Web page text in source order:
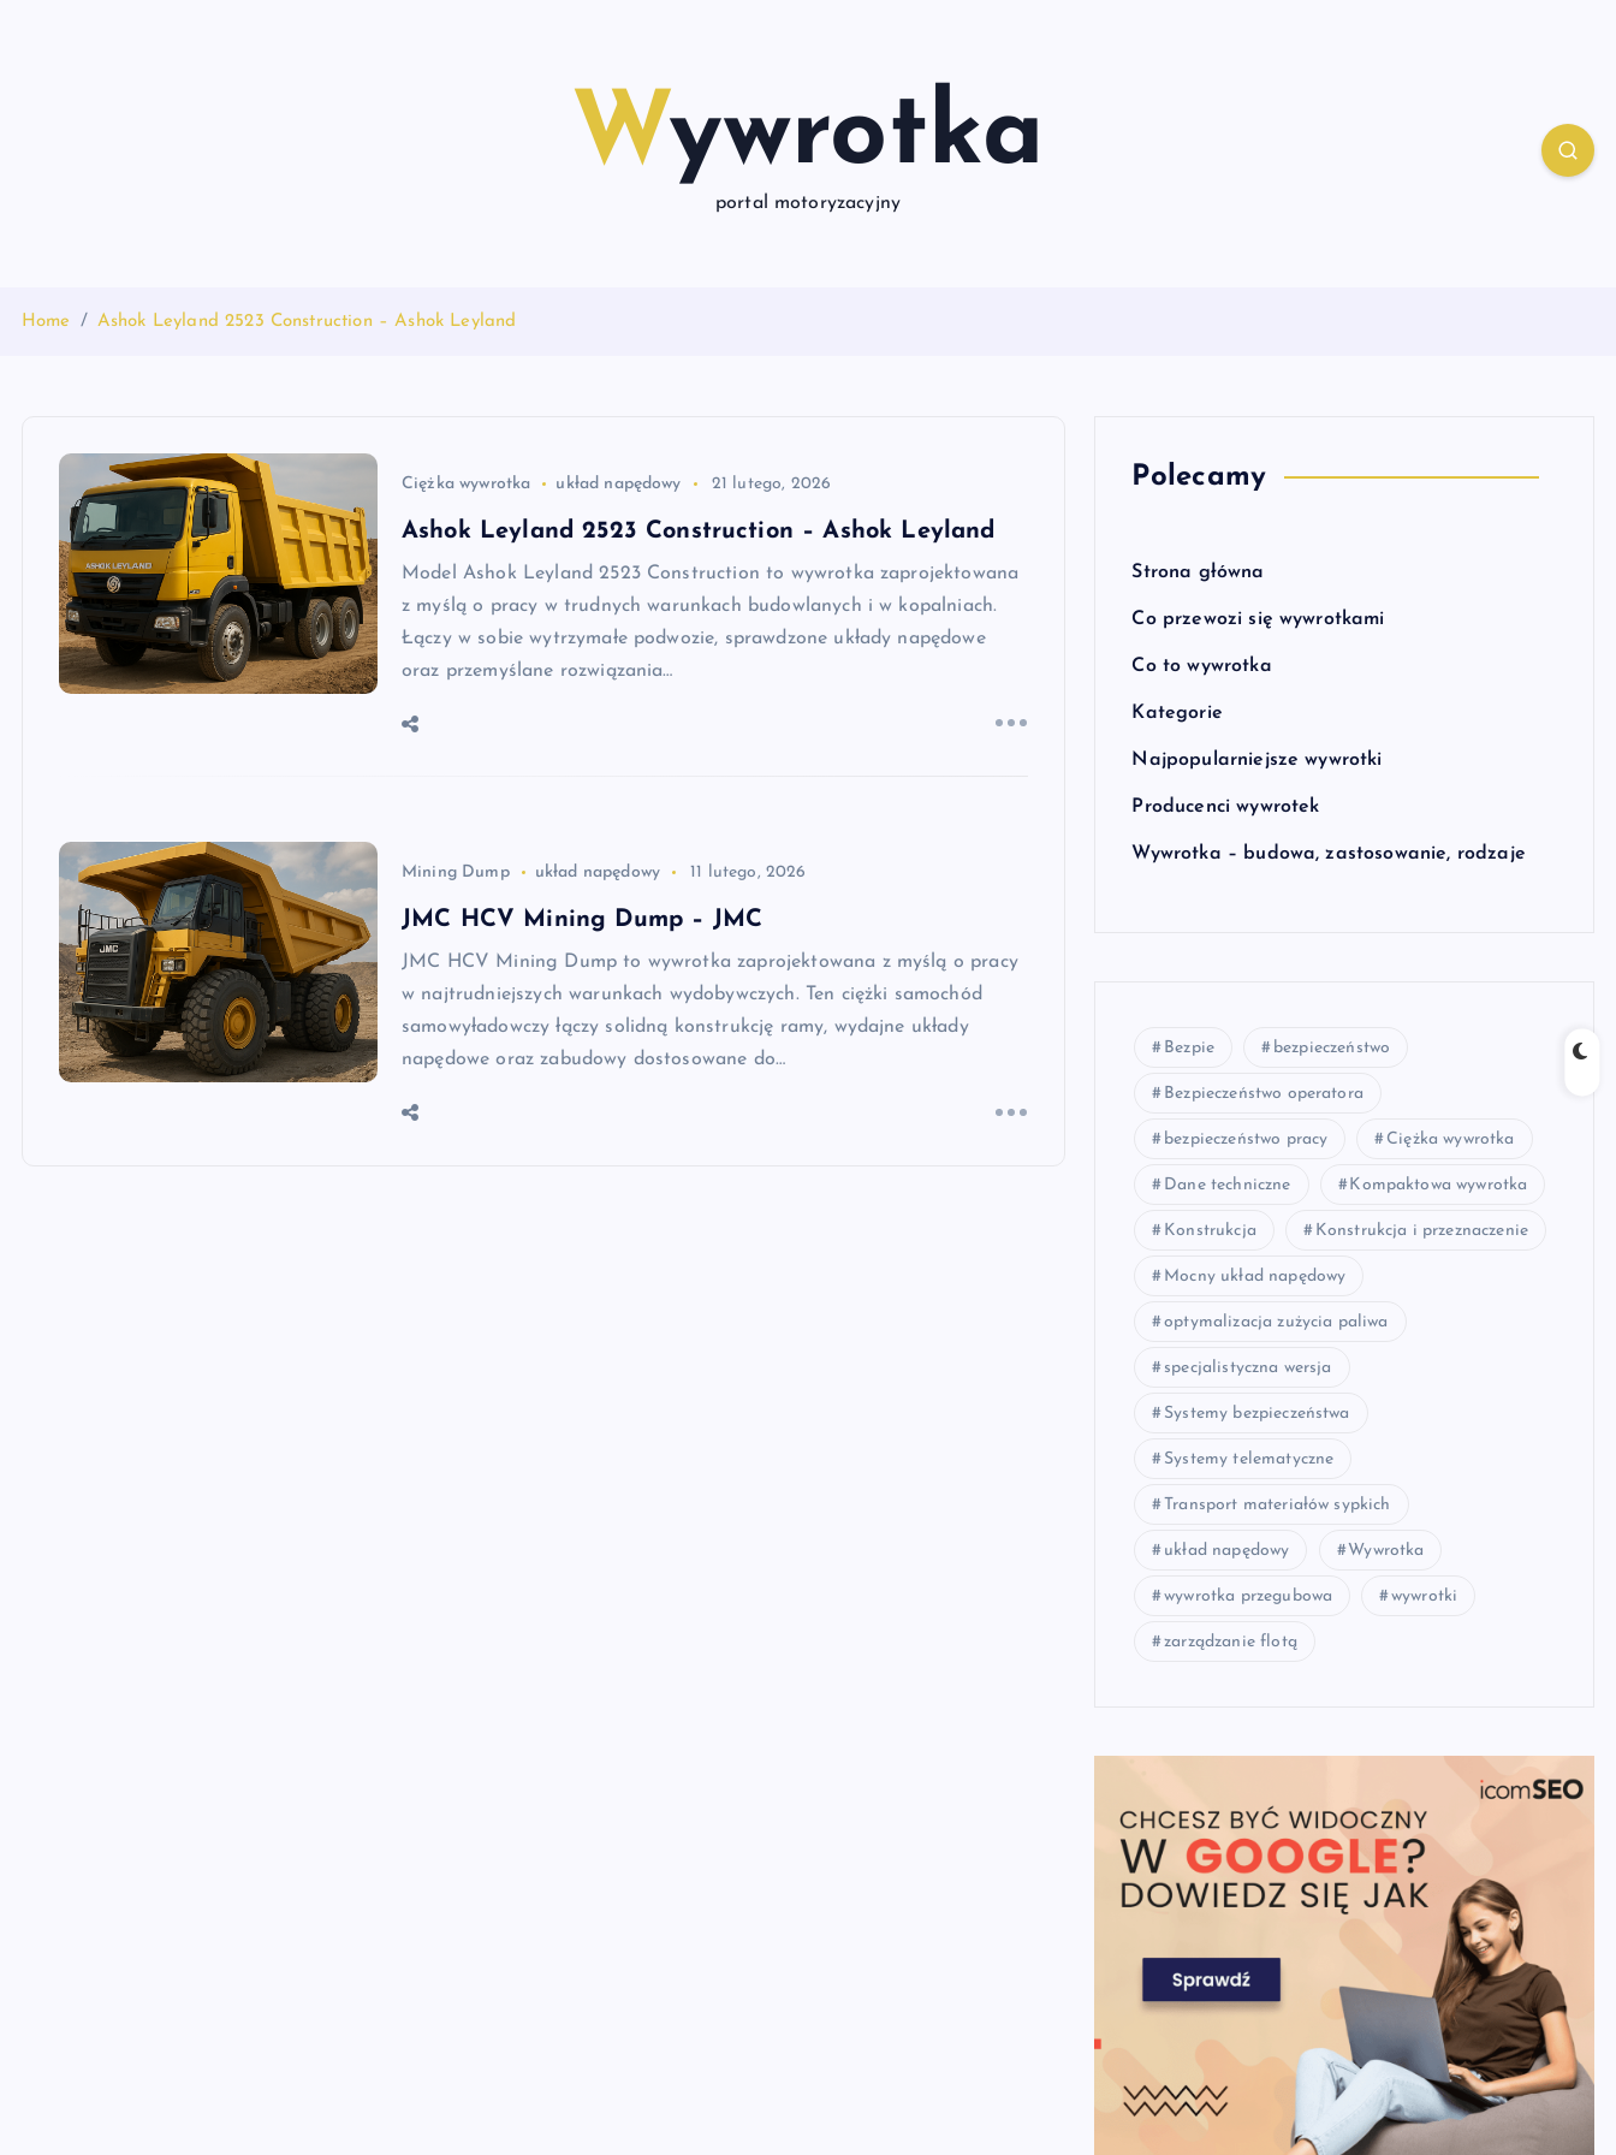
Wywrotka
portal motoryzacyjny
Home Ashok Leyland 2523 Construction – Ashok Leyland
Ciężka wywrotka układ napędowy 21 lutego, 2026
Ashok Leyland 2523 Construction – Ashok Leyland
Model Ashok Leyland 2523 Construction to wywrotka zaprojektowana
z myślą o pracy w trudnych warunkach budowlanych i w kopalniach.
Łączy w sobie wytrzymałe podwozie, sprawdzone układy napędowe
oraz przemyślane rozwiązania…
Mining Dump układ napędowy 11 lutego, 2026
JMC HCV Mining Dump – JMC
JMC HCV Mining Dump to wywrotka zaprojektowana z myślą o pracy
w najtrudniejszych warunkach wydobywczych. Ten ciężki samochód
samowyładowczy łączy solidną konstrukcję ramy, wydajne układy
napędowe oraz zabudowy dostosowane do…
Polecamy
Strona główna
Co przewozi się wywrotkami
Co to wywrotka
Kategorie
Najpopularniejsze wywrotki
Producenci wywrotek
Wywrotka – budowa, zastosowanie, rodzaje
Bezpie bezpieczeństwo
Bezpieczeństwo operatora
bezpieczeństwo pracy Ciężka wywrotka
Dane techniczne Kompaktowa wywrotka
Konstrukcja Konstrukcja i przeznaczenie
Mocny układ napędowy
optymalizacja zużycia paliwa
specjalistyczna wersja
Systemy bezpieczeństwa
Systemy telematyczne
Transport materiałów sypkich
układ napędowy Wywrotka
wywrotka przegubowa wywrotki
zarządzanie flotą